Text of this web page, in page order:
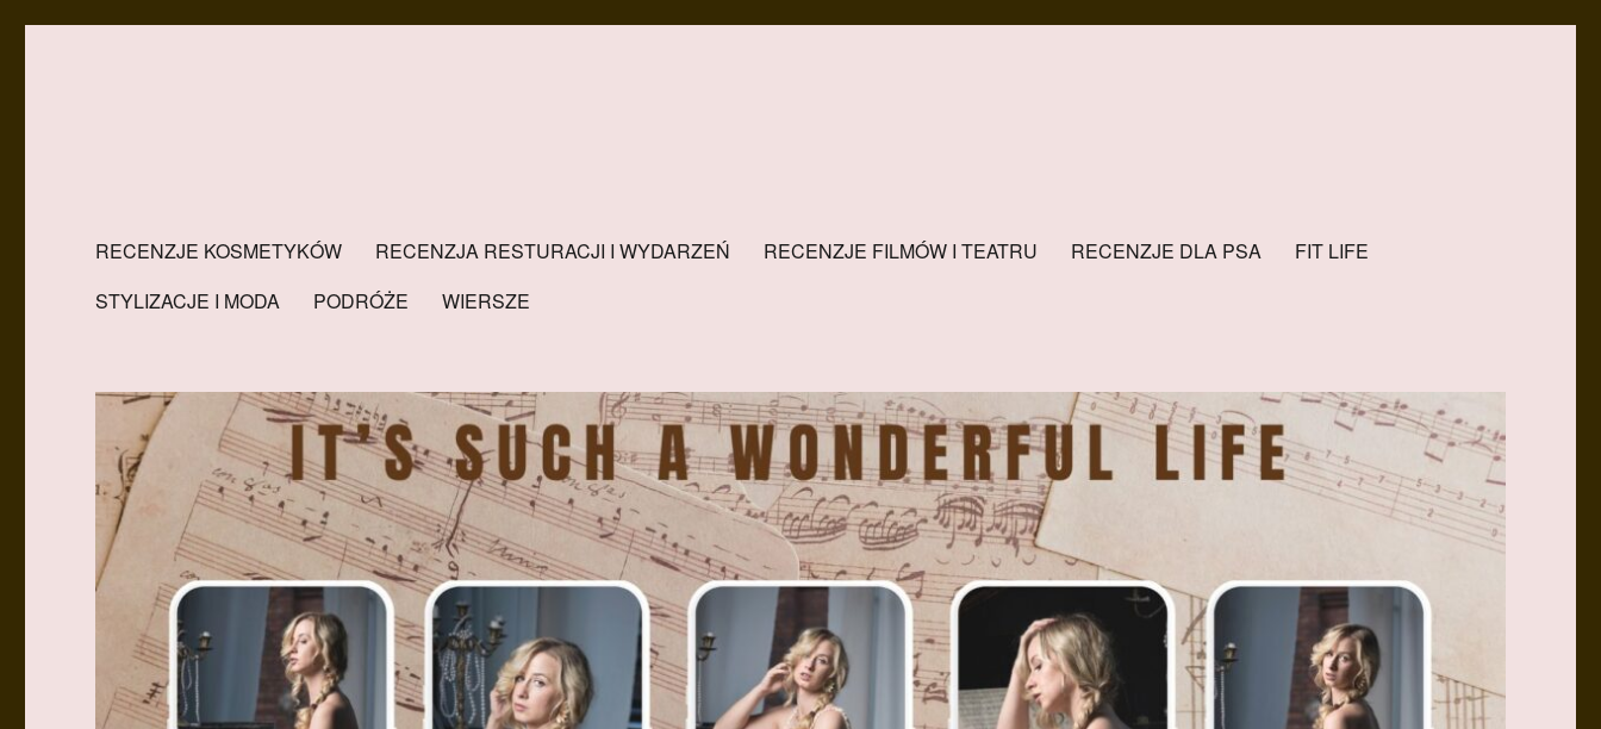
RECENZJE KOSMETYKÓW RECENZJA RESTURACJI I WYDARZEŃ RECENZJE FILMÓW I TEATRU RECENZJE DLA PSA
FIT LIFE
STYLIZACJE I MODA
PODRÓŻE WIERSZE